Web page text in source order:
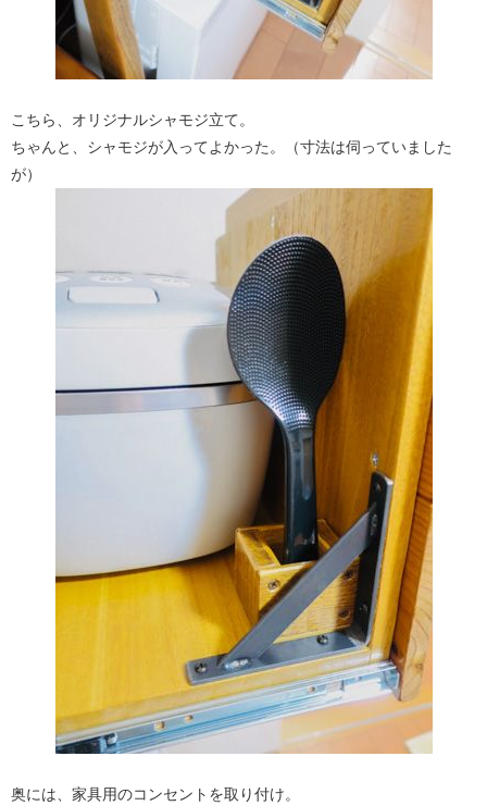
こちら、オリジナルシャモジ立て。
ちゃんと、シャモジが入ってよかった。（寸法は伺っていました
が）
奥には、家具用のコンセントを取り付け。